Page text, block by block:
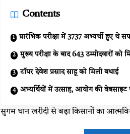
Contents
प्रारंभिक परीक्षा में 3737 अभ्यर्थी हुए थे
मुख्य परीक्षा के बाद 643 उम्मीदवारों को
टॉपर देवेश प्रसाद साहू को मिली बधाई
अभ्यर्थियों में उत्साह, आयोग की
सुगम धान खरीदी से बढ़ा किसानों का